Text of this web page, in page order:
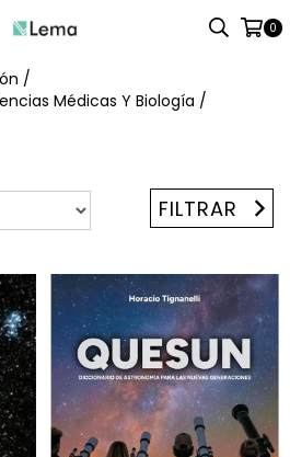
0
/
Médicas Y Biología /
FILTRAR